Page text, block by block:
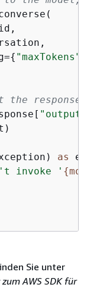
{ "maxTokens"
the response
"output"
as e:
invoke ' {
Sie unter
AWS SDK für